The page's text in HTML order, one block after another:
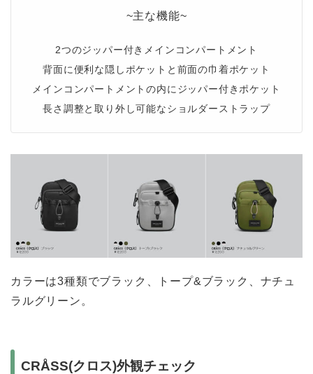
~主な機能~
2つのジッパー付きメインコンパートメント
背面に便利な隠しポケットと前面の巾着ポケット
メインコンパートメントの内にジッパー付きポケット
長さ調整と取り外し可能なショルダーストラップ
カラーは3種類でブラック、トープ&ブラック、ナチュ
ラルグリーン。
CRÅSS(クロス)外観チェック